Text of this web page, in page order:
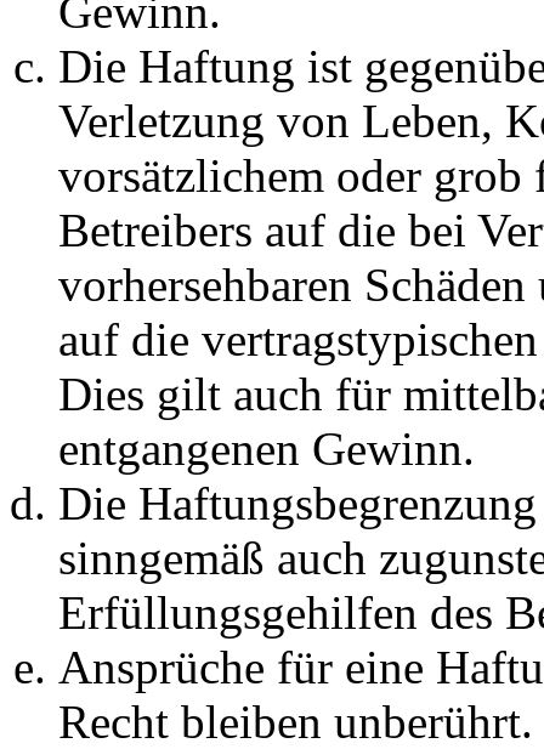
Gewinn.
Die Haftung ist
Verletzung von Leben,
vorsätzlichem oder grob
Betreibers auf die bei
vorhersehbaren
auf die
Dies gilt auch für
entgangenen Gewinn.
Die
sinngemäß auch
Erfüllungsgehilfen des
Ansprüche für eine
Recht bleiben unberührt.